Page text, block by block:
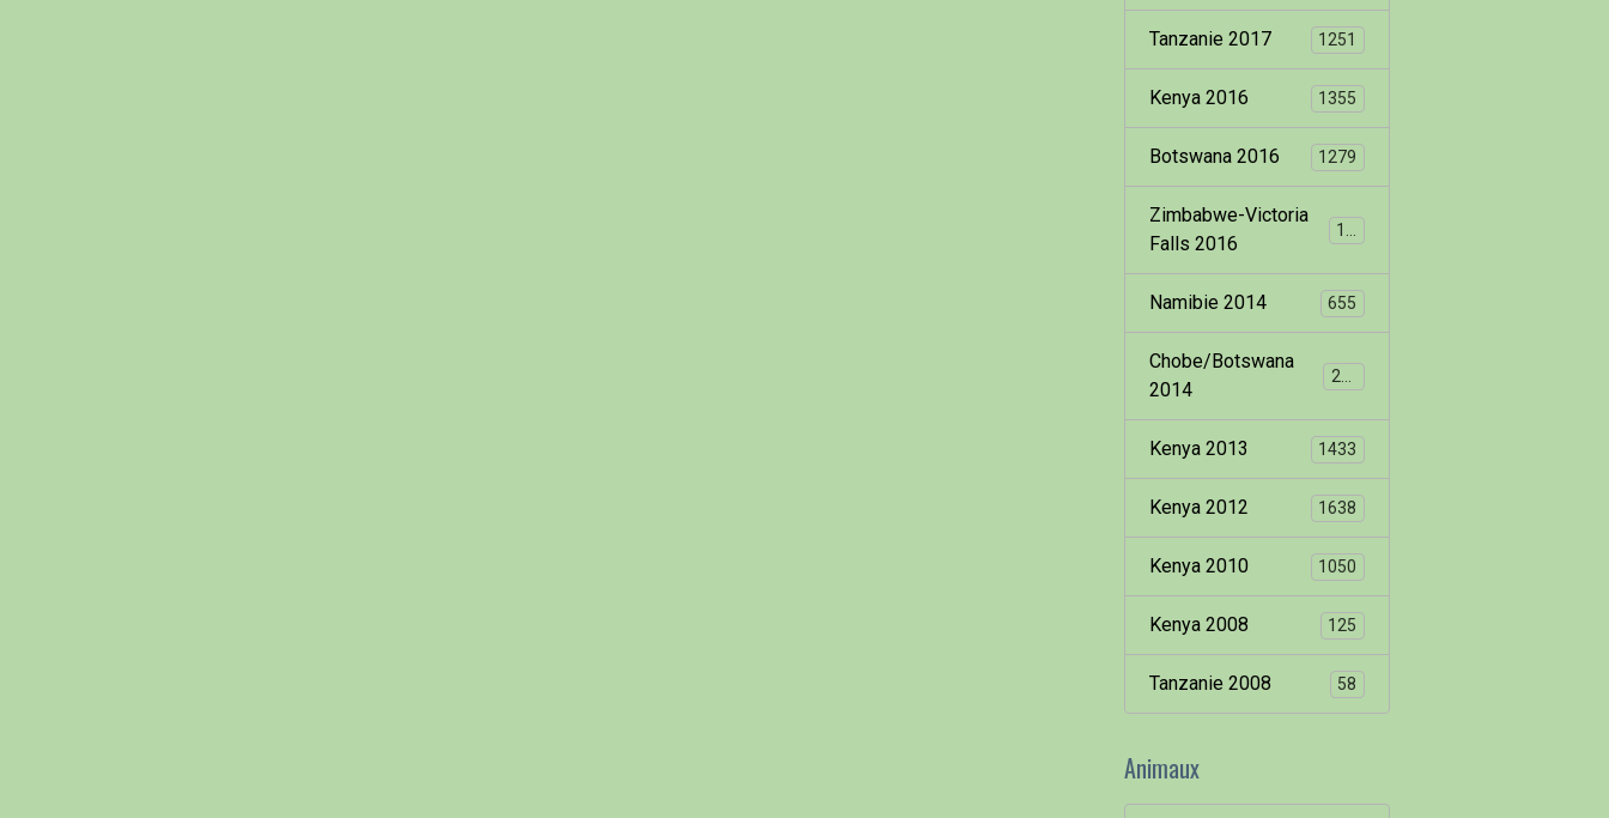
Tanzanie 2017 1251
Kenya 2016 1355
Botswana 2016 1279
Zimbabwe-Victoria
Falls 2016
Namibie 2014 655
Chobe/Botswana
2014
Kenya 2013 1433
Kenya 2012 1638
Kenya 2010 1050
Kenya 2008 125
Tanzanie 2008 58
Animaux